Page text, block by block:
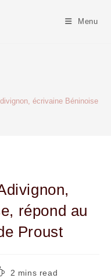
Menu
écrivaine Béninoise,
répond au
Proust
2 mins read